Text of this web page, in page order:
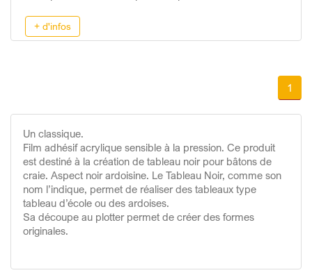
+ d'infos
1
Un classique.
Film adhésif acrylique sensible à la pression. Ce produit
est destiné à la création de tableau noir pour bâtons de
craie. Aspect noir ardoisine. Le Tableau Noir, comme son
nom l’indique, permet de réaliser des tableaux type
tableau d’école ou des ardoises.
Sa découpe au plotter permet de créer des formes
originales.